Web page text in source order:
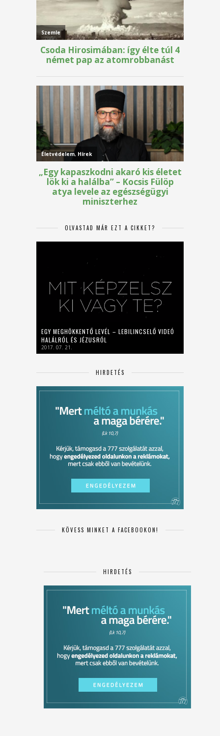
OLVASTAD MÁR EZT A CIKKET?
EGY MEGHÖKKENTŐ LEVÉL – LEBILINCSELŐ VIDEÓ
HALÁLRÓL ÉS JÉZUSRÓL
2017. 07. 21.
HIRDETÉS
KÖVESS MINKET A FACEBOOKON!
HIRDETÉS